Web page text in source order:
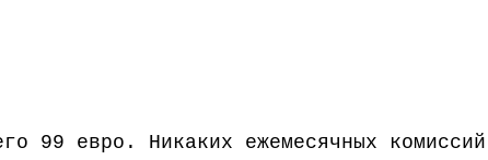
99 евро. Никаких ежемесячных комиссий